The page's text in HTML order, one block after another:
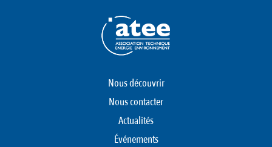
Nous découvrir
Nous contacter
Actualités
Événements